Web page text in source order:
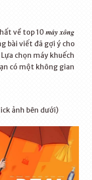
về top 10 máy xông
bài viết đã gợi ý cho
chọn máy khuếch
có một không gian
ảnh bên dưới)